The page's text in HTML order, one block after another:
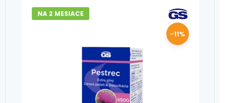
NA 2 MESIACE
-11%